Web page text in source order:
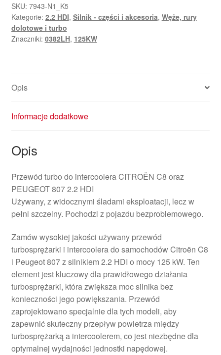
SKU: 7943-N1_K5
Kategorie: 2.2 HDI, Silnik - części i akcesoria, Węże, rury
dolotowe i turbo
Znaczniki: 0382LH, 125KW
Opis
Informacje dodatkowe
Opis
Przewód turbo do intercoolera CITROËN C8 oraz
PEUGEOT 807 2.2 HDI
Używany, z widocznymi śladami eksploatacji, lecz w
pełni szczelny. Pochodzi z pojazdu bezproblemowego.
Zamów wysokiej jakości używany przewód
turbosprężarki i intercoolera do samochodów Citroën C8
i Peugeot 807 z silnikiem 2.2 HDI o mocy 125 kW. Ten
element jest kluczowy dla prawidłowego działania
turbosprężarki, która zwiększa moc silnika bez
konieczności jego powiększania. Przewód
zaprojektowano specjalnie dla tych modeli, aby
zapewnić skuteczny przepływ powietrza między
turbosprężarką a intercoolerem, co jest niezbędne dla
optymalnej wydajności jednostki napędowej.